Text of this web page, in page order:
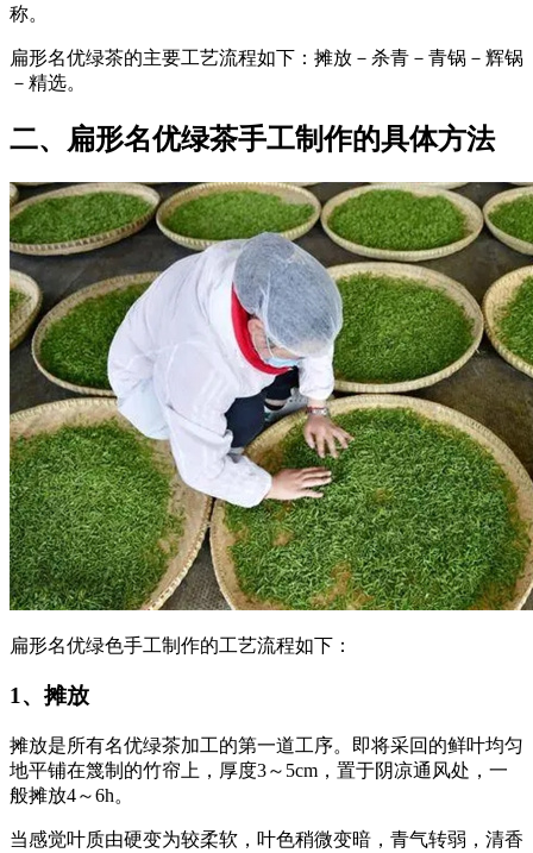
称。
扁形名优绿茶的主要工艺流程如下：摊放－杀青－青锅－辉锅
－精选。
二、扁形名优绿茶手工制作的具体方法
扁形名优绿色手工制作的工艺流程如下：
1、摊放
摊放是所有名优绿茶加工的第一道工序。即将采回的鲜叶均匀
地平铺在篾制的竹帘上，厚度3～5cm，置于阴凉通风处，一
般摊放4～6h。
当感觉叶质由硬变为较柔软，叶色稍微变暗，青气转弱，清香